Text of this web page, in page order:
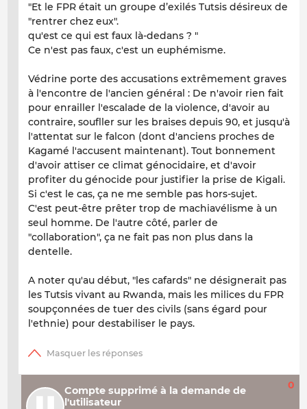
"Et le FPR était un groupe d’exilés Tutsis désireux de
"rentrer chez eux".
qu'est ce qui est faux là-dedans ? "
Ce n'est pas faux, c'est un euphémisme.
Védrine porte des accusations extrêmement graves
à l'encontre de l'ancien général : De n'avoir rien fait
pour enrailler l'escalade de la violence, d'avoir au
contraire, soufller sur les braises depuis 90, et jusqu'à
l'attentat sur le falcon (dont d'anciens proches de
Kagamé l'accusent maintenant). Tout bonnement
d'avoir attiser ce climat génocidaire, et d'avoir
profiter du génocide pour justifier la prise de Kigali.
Si c'est le cas, ça ne me semble pas hors-sujet.
C'est peut-être prêter trop de machiavélisme à un
seul homme. De l'autre côté, parler de
"collaboration", ça ne fait pas non plus dans la
dentelle.
A noter qu'au début, "les cafards" ne désignerait pas
les Tutsis vivant au Rwanda, mais les milices du FPR
soupçonnées de tuer des civils (sans égard pour
l'ethnie) pour destabiliser le pays.
Compte supprimé à la demande de
l'utilisateur
0